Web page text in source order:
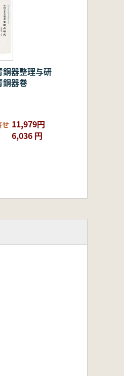
銅器整理与研
器巻
11,979円
6,036 円